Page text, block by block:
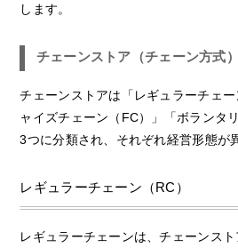
します。
チェーンストア（チェーン方式
チェーンストアは「レギュラーチェ
ャイズチェーン（FC）」「ボランタ
3つに分類され、それぞれ経営形態が
レギュラーチェーン（RC）
レギュラーチェーンは、チェーンス